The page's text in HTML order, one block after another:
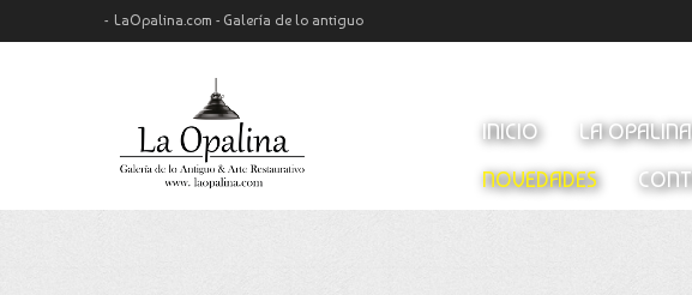
LaOpalina.com - Galería de lo antiguo
INICIO LA OPALINA
NOVEDADES